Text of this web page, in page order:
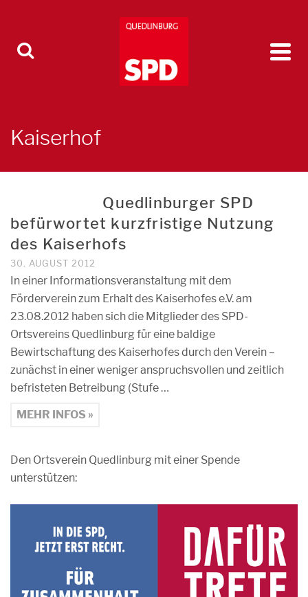
Kaiserhof
Quedlinburger SPD
befürwortet kurzfristige Nutzung
des Kaiserhofs
30. AUGUST 2012
In einer Informationsveranstaltung mit dem
Förderverein zum Erhalt des Kaiserhofes e.V. am
23.08.2012 haben sich die Mitglieder des SPD-
Ortsvereins Quedlinburg für eine baldige
Bewirtschaftung des Kaiserhofes durch den Verein –
zunächst in einer weniger anspruchsvollen und zeitlich
befristeten Betreibung (Stufe …
MEHR INFOS »
Den Ortsverein Quedlinburg mit einer Spende
unterstützen: